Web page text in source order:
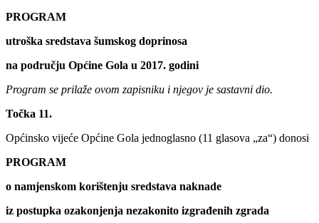
PROGRAM
utroška sredstava šumskog doprinosa
na području Općine Gola u 2017. godini
Program se prilaže ovom zapisniku i njegov je sastavni dio.
Točka 11.
Općinsko vijeće Općine Gola jednoglasno (11 glasova „za“) donosi
PROGRAM
o namjenskom korištenju sredstava naknade
iz postupka ozakonjenja nezakonito izgrađenih zgrada